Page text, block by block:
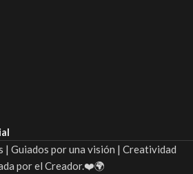
Guiados por una visión | Creatividad
por el Creador.❤️🌍